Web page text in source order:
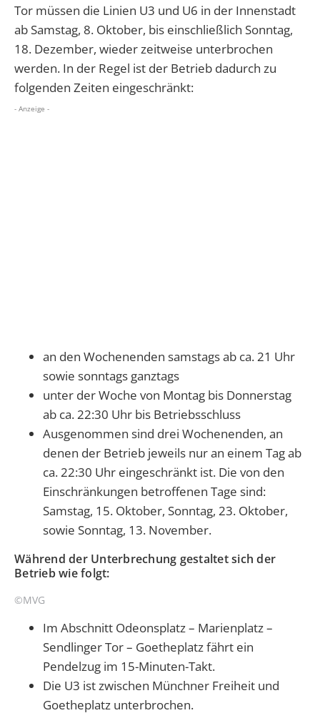
Tor müssen die Linien U3 und U6 in der Innenstadt
ab Samstag, 8. Oktober, bis einschließlich Sonntag,
18. Dezember, wieder zeitweise unterbrochen
werden. In der Regel ist der Betrieb dadurch zu
folgenden Zeiten eingeschränkt:
- Anzeige -
an den Wochenenden samstags ab ca. 21 Uhr
sowie sonntags ganztags
unter der Woche von Montag bis Donnerstag
ab ca. 22:30 Uhr bis Betriebsschluss
Ausgenommen sind drei Wochenenden, an
denen der Betrieb jeweils nur an einem Tag ab
ca. 22:30 Uhr eingeschränkt ist. Die von den
Einschränkungen betroffenen Tage sind:
Samstag, 15. Oktober, Sonntag, 23. Oktober,
sowie Sonntag, 13. November.
Während der Unterbrechung gestaltet sich der
Betrieb wie folgt:
©MVG
Im Abschnitt Odeonsplatz – Marienplatz –
Sendlinger Tor – Goetheplatz fährt ein
Pendelzug im 15-Minuten-Takt.
Die U3 ist zwischen Münchner Freiheit und
Goetheplatz unterbrochen.